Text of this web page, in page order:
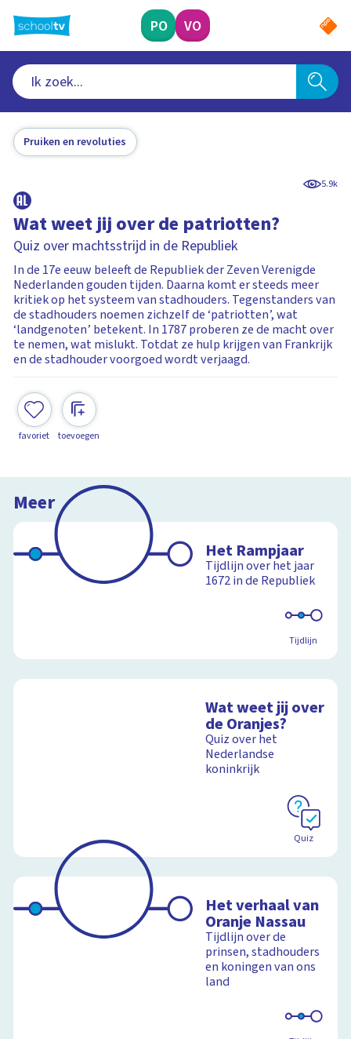
naar
hoofdinhoud
PO VO
Pruiken en revoluties
5.9k
Wat weet jij over de patriotten?
Quiz over machtsstrijd in de Republiek
In de 17e eeuw beleeft de Republiek der Zeven Verenigde
Nederlanden gouden tijden. Daarna komt er steeds meer
kritiek op het systeem van stadhouders. Tegenstanders van
de stadhouders noemen zichzelf de ‘patriotten’, wat
‘landgenoten’ betekent. In 1787 proberen ze de macht over
te nemen, wat mislukt. Totdat ze hulp krijgen van Frankrijk
en de stadhouder voorgoed wordt verjaagd.
favoriet toevoegen
Meer
Het Rampjaar
Tijdlijn over het jaar
1672 in de Republiek
Tijdlijn
Wat weet jij over
de Oranjes?
Quiz over het
Nederlandse
koninkrijk
Quiz
Het verhaal van
Oranje Nassau
Tijdlijn over de
prinsen, stadhouders
en koningen van ons
land